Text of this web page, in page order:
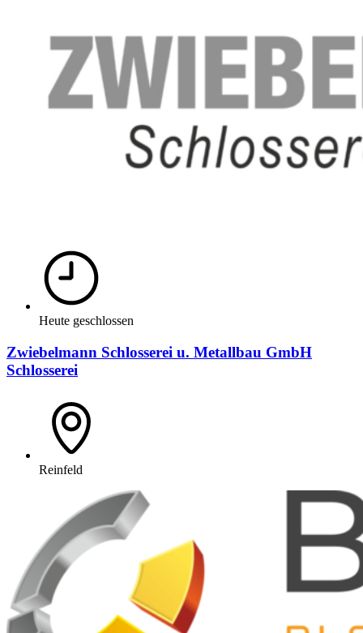
Heute geschlossen
Zwiebelmann Schlosserei u. Metallbau GmbH
Schlosserei
Reinfeld